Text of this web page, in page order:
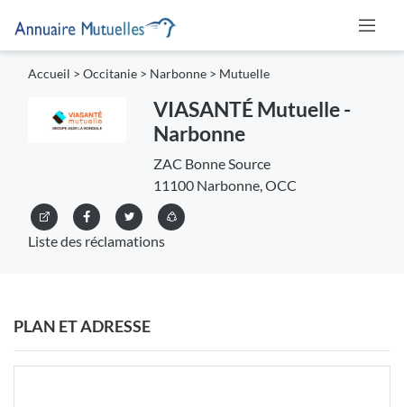
Accueil > Occitanie > Narbonne > Mutuelle
VIASANTÉ Mutuelle -
Narbonne
ZAC Bonne Source
11100 Narbonne, OCC
Liste des réclamations
PLAN ET ADRESSE